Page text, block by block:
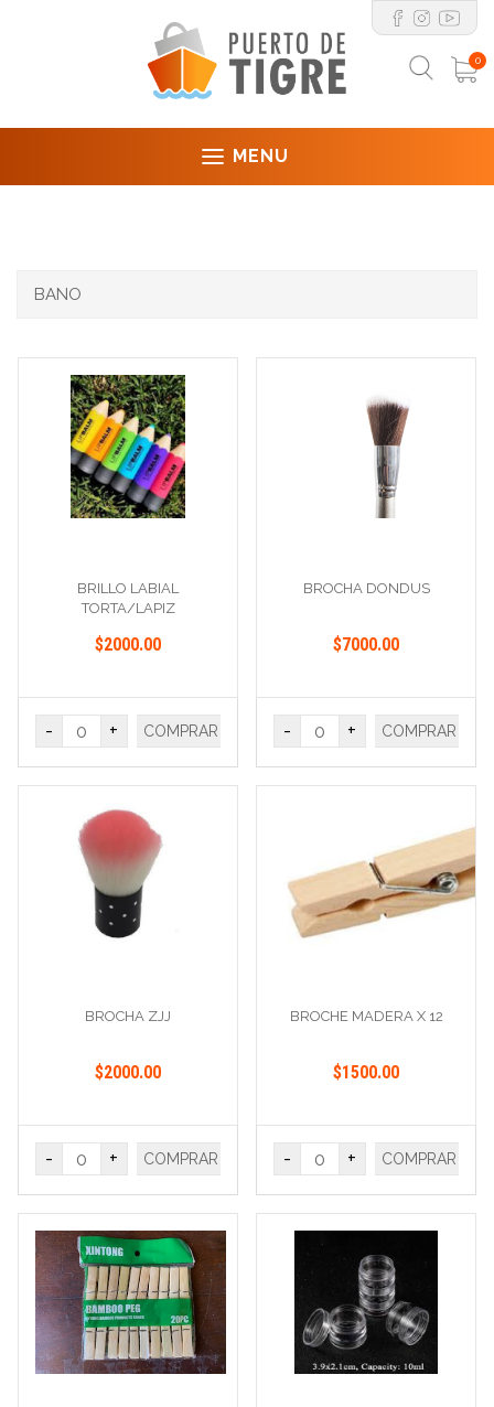
0
MENU
BANO
BRILLO LABIAL
TORTA/LAPIZ
$2000.00
- + COMPRAR
BROCHA DONDUS
$7000.00
- + COMPRAR
BROCHA ZJJ
$2000.00
- + COMPRAR
BROCHE MADERA X 12
$1500.00
- + COMPRAR